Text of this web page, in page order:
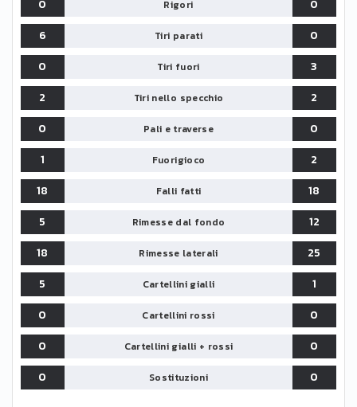
0 Rigori
0
6
Tiri parati
0
0
Tiri fuori
3
2
Tiri nello specchio
2
0
Pali e traverse
0
1
Fuorigioco
2
18
Falli fatti
18
5
Rimesse dal fondo
12
18
Rimesse laterali
25
5
Cartellini gialli
1
0
Cartellini rossi
0
0
Cartellini gialli + rossi
0
0
Sostituzioni 0